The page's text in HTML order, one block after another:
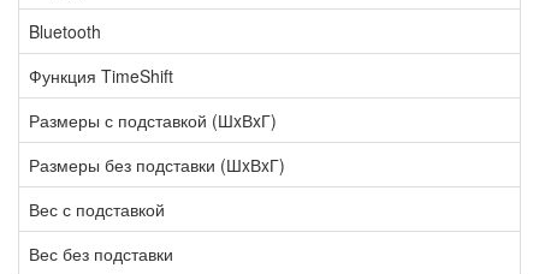
Bluetooth
Функция TimeShift
Размеры с подставкой (ШxВxГ)
Размеры без подставки (ШxВxГ)
Вес с подставкой
Вес без подставки